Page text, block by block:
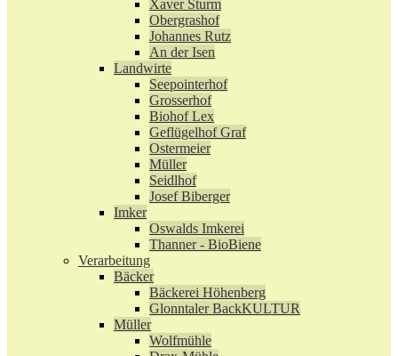
Xaver Sturm
Obergrashof
Johannes Rutz
An der Isen
Landwirte
Seepointerhof
Grosserhof
Biohof Lex
Geflügelhof Graf
Ostermeier
Müller
Seidlhof
Josef Biberger
Imker
Oswalds Imkerei
Thanner - BioBiene
Verarbeitung
Bäcker
Bäckerei Höhenberg
Glonntaler BackKULTUR
Müller
Wolfmühle